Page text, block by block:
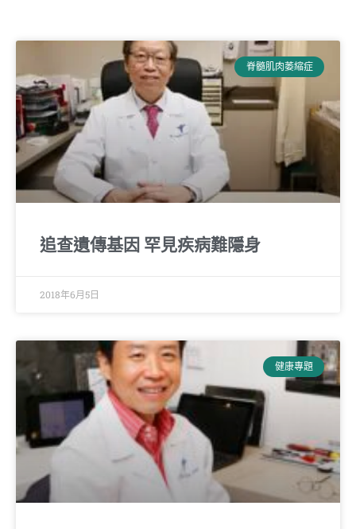
脊髓肌肉萎縮症
追查遺傳基因 罕見疾病難隱身
2018年6月5日
健康專題